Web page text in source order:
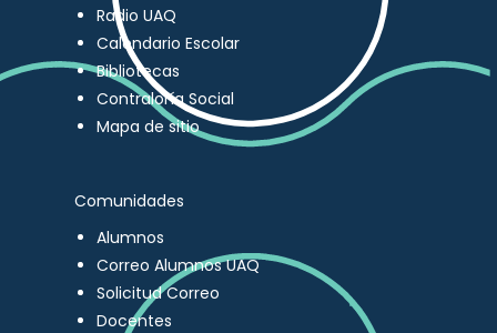
Radio UAQ
Calendario Escolar
Bibliotecas
Contraloría Social
Mapa de sitio
Comunidades
Alumnos
Correo Alumnos UAQ
Solicitud Correo
Docentes